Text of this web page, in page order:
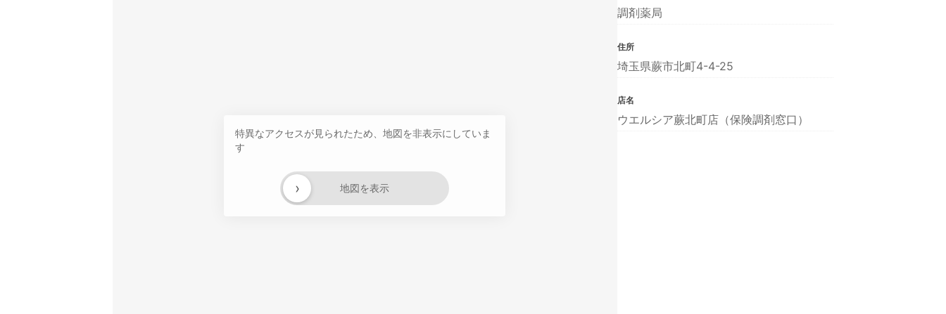
特異なアクセスが見られたため、地図を非表示にしていま
す
地図を表示
›
調剤薬局
住所
埼玉県蕨市北町4-4-25
店名
ウエルシア蕨北町店（保険調剤窓口）